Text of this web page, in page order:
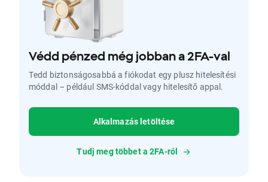
Védd pénzed még jobban a 2FA-val
Tedd biztonságosabbá a fiókodat egy plusz hitelesítési
móddal – például SMS-kóddal vagy hitelesítő appal.
Alkalmazás letöltése
Tudj meg többet a 2FA-ról